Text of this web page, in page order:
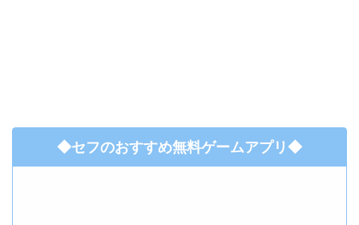
◆セフのおすすめ無料ゲームアプリ◆